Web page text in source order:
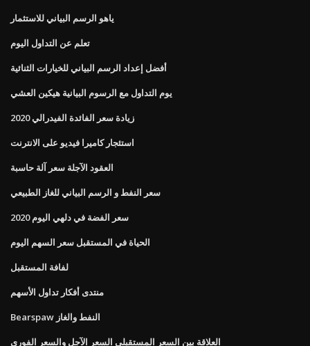
ياهو الرسم البياني للاستثمار
تعلم عن التداول اليوم
أفضل إعداد الرسم البياني للخيارات الثنائية
يوم التداول مع الرسوم البيانية هيكين العشي
زيادة سعر الفائدة الفيدرالي 2020
استئجار كاميرا فيديو على الانترنت
العقود الآجلة سعر آلة حاسبة
سعر النفط و الرسم البياني للغاز الطبيعي
سعر الفضة في دلهي اليوم 2020
الحياة في المستقبل سعر السهم اليوم
لفافة المستقبل
منتدى أفكار تداول الأسهم
Bearspaw النفط والغاز
العلاقة بين السعر المستقبلي السعر الآجل والسعر الفوري